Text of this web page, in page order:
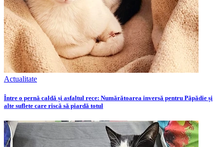
Actualitate
Între o pernă caldă și asfaltul rece: Numărătoarea inversă pentru Păpădie și
alte suflete care riscă să piardă totul